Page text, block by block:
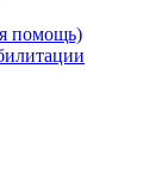
помощь)